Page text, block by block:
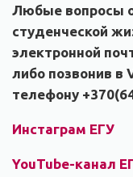
Любые вопросы о
студенческой
электронной
либо позвонив в
телефону
Инстаграм ЕГУ
YouTube-канал